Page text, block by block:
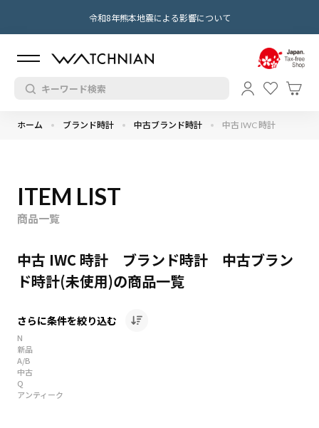
令和8年熊本地震による影響について
ホーム ブランド時計 中古ブランド時計 中古 IWC 時計
ITEM LIST
商品一覧
中古 IWC 時計 ブランド時計 中古ブラン
ド時計(未使用)の商品一覧
さらに条件を絞り込む
N
新品
A/B
中古
Q
アンティーク